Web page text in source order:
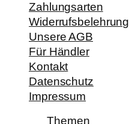
Zahlungsarten
Widerrufsbelehrung
Unsere AGB
Für Händler
Kontakt
Datenschutz
Impressum
Themen